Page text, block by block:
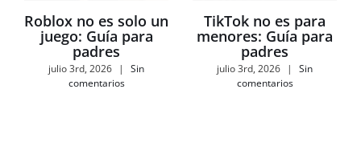
Roblox no es solo un
juego: Guía para
padres
julio 3rd, 2026 |
Sin
comentarios
TikTok no es para
menores: Guía para
padres
julio 3rd, 2026 |
Sin
comentarios